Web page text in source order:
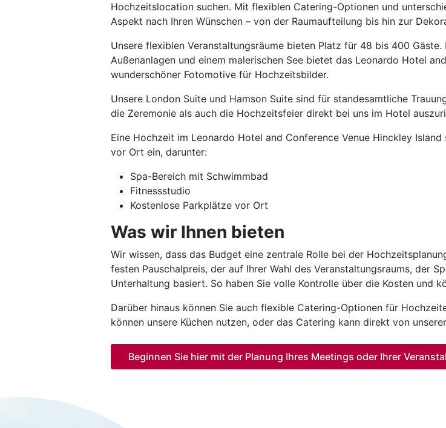
Hochzeitslocation suchen. Mit flexiblen Catering-Optionen und
Aspekt nach Ihren Wünschen – von der Raumaufteilung bis hin zur
Unsere flexiblen Veranstaltungsräume bieten Platz für 48 bis 400
Außenanlagen und einem malerischen See bietet das Leonardo Hotel
wunderschöner Fotomotive für Hochzeitsbilder.
Unsere London Suite und Hamson Suite sind für standesamtliche
die Zeremonie als auch die Hochzeitsfeier direkt bei uns im Hotel
Eine Hochzeit im Leonardo Hotel and Conference Venue Hinckley
vor Ort ein, darunter:
Spa-Bereich mit Schwimmbad
Fitnessstudio
Kostenlose Parkplätze vor Ort
Was wir Ihnen bieten
Wir wissen, dass das Budget eine zentrale Rolle bei der
festen Pauschalpreis, der auf Ihrer Wahl des Veranstaltungsraums, der
Unterhaltung basiert. So haben Sie volle Kontrolle über die Kosten und
Darüber hinaus können Sie auch flexible Catering-Optionen für
können unsere Küchen nutzen, oder das Catering kann direkt von
Beginnen Sie hier mit der Planung Ihres Meetings oder Ihrer